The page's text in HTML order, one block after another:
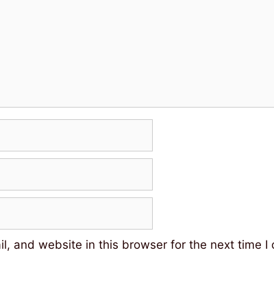
and website in this browser for the next time I